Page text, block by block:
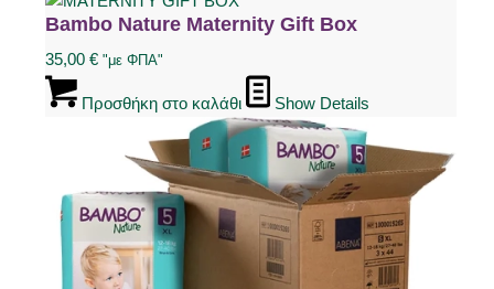
Bambo Nature Maternity Gift Box
35,00 € "με ΦΠΑ"
Προσθήκη στο καλάθι Show Details